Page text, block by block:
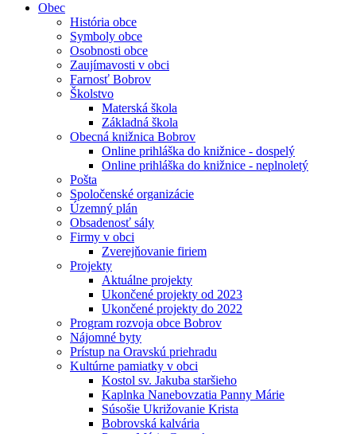
Obec
História obce
Symboly obce
Osobnosti obce
Zaujímavosti v obci
Farnosť Bobrov
Školstvo
Materská škola
Základná škola
Obecná knižnica Bobrov
Online prihláška do knižnice - dospelý
Online prihláška do knižnice - neplnoletý
Pošta
Spoločenské organizácie
Územný plán
Obsadenosť sály
Firmy v obci
Zverejňovanie firiem
Projekty
Aktuálne projekty
Ukončené projekty od 2023
Ukončené projekty do 2022
Program rozvoja obce Bobrov
Nájomné byty
Prístup na Oravskú priehradu
Kultúrne pamiatky v obci
Kostol sv. Jakuba staršieho
Kaplnka Nanebovzatia Panny Márie
Súsošie Ukrižovanie Krista
Bobrovská kalvária